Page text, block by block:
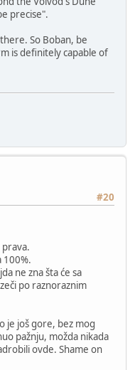
precise".
So Boban, be
is definitely capable of
#20
prava.
100%.
ne zna šta će sa
po raznoraznim
je još gore, bez mog
pažnju, možda nikada
ovde. Shame on